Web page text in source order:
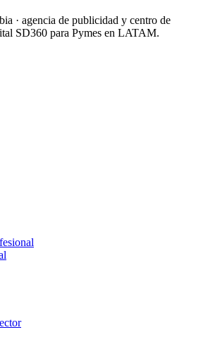
· agencia de publicidad y centro de
SD360 para Pymes en LATAM.